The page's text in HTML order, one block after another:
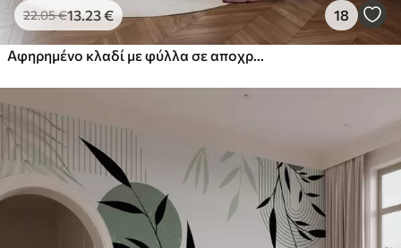
22.05€13.23€ 18